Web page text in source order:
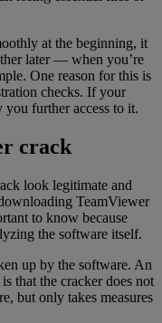
at the beginning, it
later — when you’re
One reason for this is
checks. If your
further access to it.
crack
look legitimate and
TeamViewer
to know because
the software itself.
up by the software. An
that the cracker does not
but only takes measures